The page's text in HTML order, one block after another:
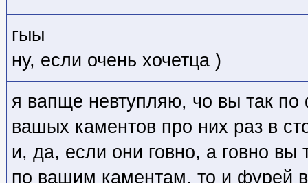
гыы
ну, если очень хочетца )
я вапще невтупляю, чо вы так по
вашых каментов про них раз в
и, да, если они говно, а говно вы
по вашим каментам, то и фурей